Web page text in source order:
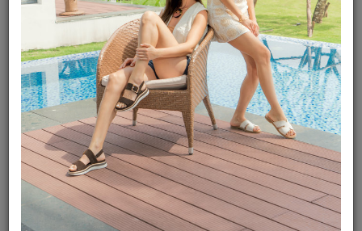
umfangreichen Sortiment.
Unsere große Auswahl an Schuhen für jedes Alter, ob Mann,
Frau oder Kind und unser freundliches Team garantiert Ihnen
einen entspannten und zufriedenen Einkauf und den damit
verbundenen, richtigen Schuh für Sie.
Wir heißen Sie jederzeit bei uns Herzlich Willkommen.